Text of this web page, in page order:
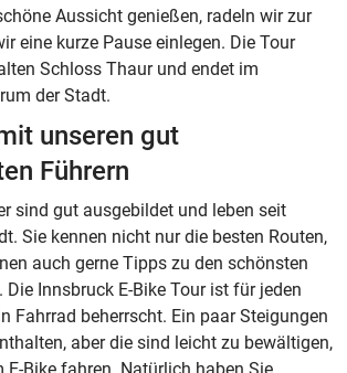
Aussicht genießen, radeln wir zur
eine kurze Pause einlegen. Die Tour
Schloss Thaur und endet im
der Stadt.
unseren gut
Führern
sind gut ausgebildet und leben seit
Sie kennen nicht nur die besten Routen,
auch gerne Tipps zu den schönsten
Die Innsbruck E-Bike Tour ist für jeden
Fahrrad beherrscht. Ein paar Steigungen
aber die sind leicht zu bewältigen,